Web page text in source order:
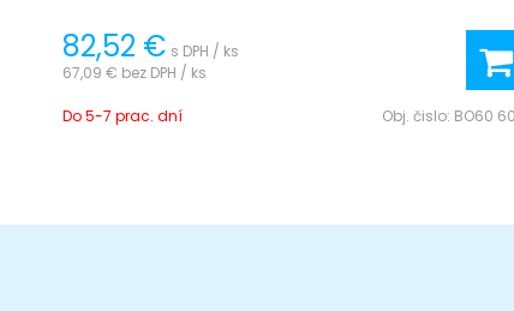
82,52 € s DPH / ks
67,09 € bez DPH / ks
Do 5-7 prac. dní Obj. čislo: BO60